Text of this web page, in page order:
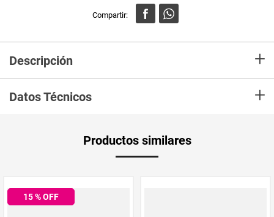
Descripción +
Datos Técnicos +
Productos similares
15% OFF